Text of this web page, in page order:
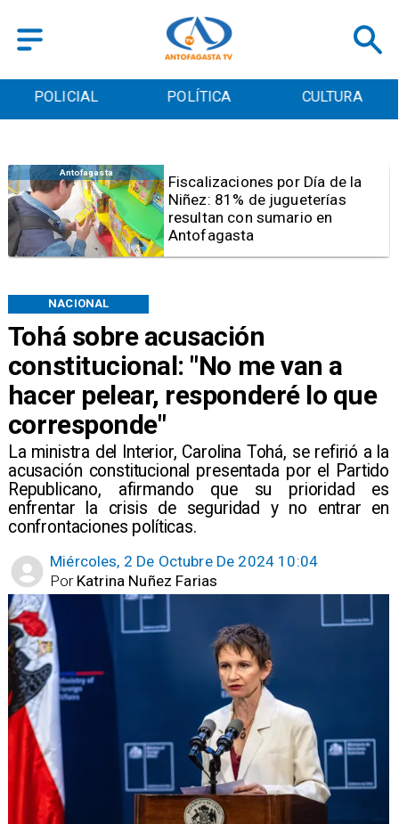
POLICIAL POLÍTICA CULTURA
Tohá sobre acusación
constitucional: "No me van a
hacer pelear, responderé lo que
corresponde"
​La ministra del Interior, Carolina Tohá, se refirió a la
acusación constitucional presentada por el Partido
Republicano, afirmando que su prioridad es
enfrentar la crisis de seguridad y no entrar en
confrontaciones políticas.
NACIONAL
Miércoles, 2 De Octubre De 2024 10:04
Katrina Nuñez Farias
Por
Antofagasta
Tribunal frena opción de pena
mixta para Karen Rojo por ahora